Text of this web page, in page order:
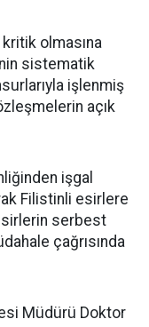
olmasına
sistematik
işlenmiş
açık
işgal
Filistinli esirlere
serbest
çağrısında
Müdürü Doktor